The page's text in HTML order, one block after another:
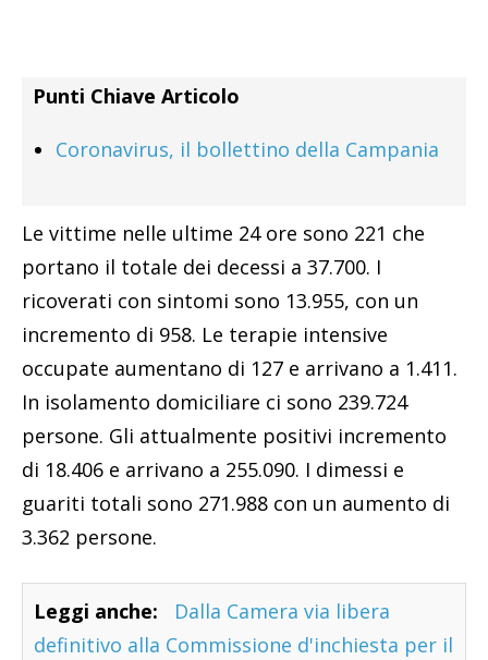
Punti Chiave Articolo
Coronavirus, il bollettino della Campania
Le vittime nelle ultime 24 ore sono 221 che
portano il totale dei decessi a 37.700. I
ricoverati con sintomi sono 13.955, con un
incremento di 958. Le terapie intensive
occupate aumentano di 127 e arrivano a 1.411.
In isolamento domiciliare ci sono 239.724
persone. Gli attualmente positivi incremento
di 18.406 e arrivano a 255.090. I dimessi e
guariti totali sono 271.988 con un aumento di
3.362 persone.
Leggi anche:
Dalla Camera via libera
definitivo alla Commissione d'inchiesta per il